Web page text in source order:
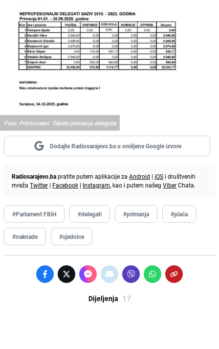
Foto: Printscreen: Tabela primanja delegata
Dodajte Radiosarajevo.ba u omiljene Google izvore
Radiosarajevo.bapratite putem aplikacije za Android | iOS i društvenih
mreža Twitter | Facebook | Instagram, kao i putem našeg ViberChata.
#Parlament FBiH #delegati #primanja #plaća
#naknade #sjednice
Dijeljenja 17